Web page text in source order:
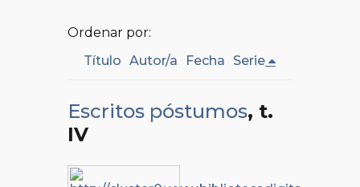
Ordenar por:
Título Autor/a Fecha Serie
Escritos póstumos, t.
IV